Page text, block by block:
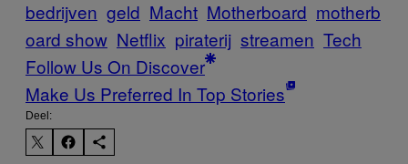
bedrijven geld Macht Motherboard motherb
oard show Netflix piraterij streamen Tech
Follow Us On Discover
Make Us Preferred In Top Stories
Deel: